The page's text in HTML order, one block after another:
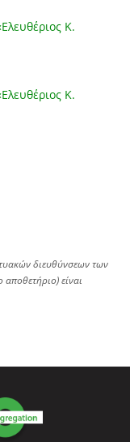
Κ.
Κ.
διευθύνσεων των
είναι